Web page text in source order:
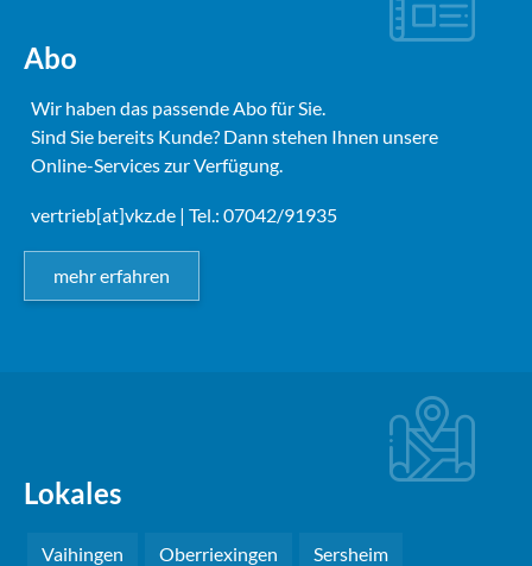
Abo
Wir haben das passende Abo für Sie.
Sind Sie bereits Kunde? Dann stehen Ihnen unsere
Online-Services zur Verfügung.
vertrieb[at]vkz.de | Tel.: 07042/91935
mehr erfahren
Lokales
Vaihingen Oberriexingen Sersheim